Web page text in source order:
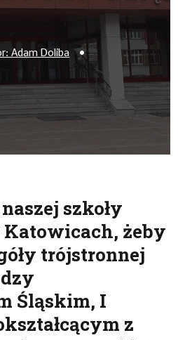
Adam Doliba •
się na FB
szkoły
Katowicach, żeby
trójstronnej
Śląskim, I
z